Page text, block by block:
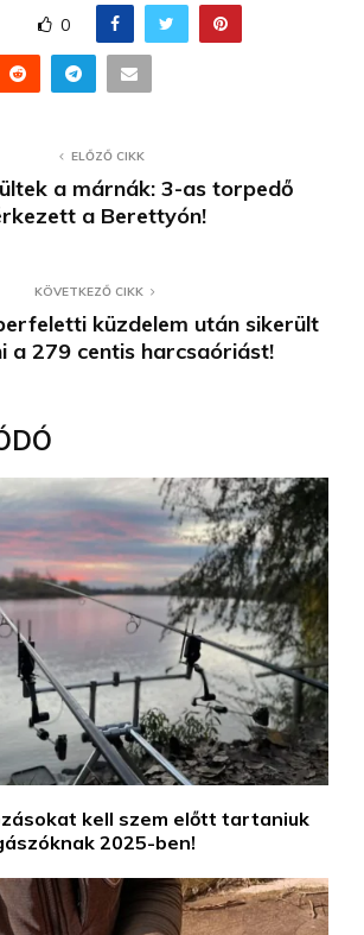
0
ELŐZŐ CIKK
a márnák: 3-as torpedő
a Berettyón!
KÖVETKEZŐ CIKK
küzdelem után sikerült
a 279 centis harcsaóriást!
kell szem előtt tartaniuk
2025-ben!